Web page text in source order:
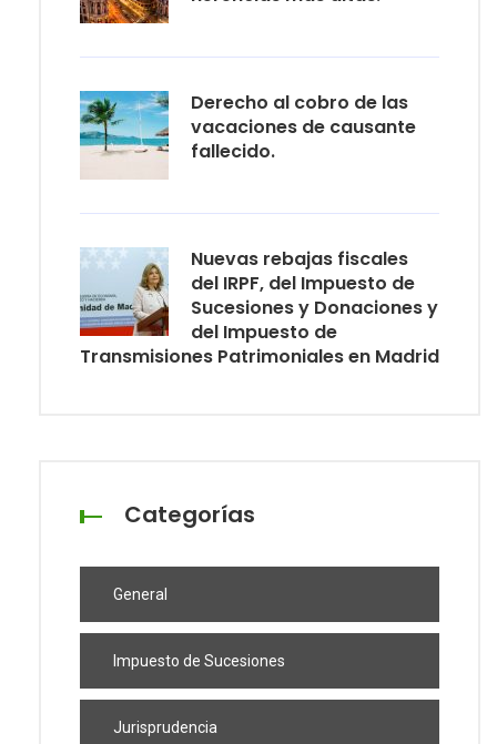
Derecho al cobro de las
vacaciones de causante
fallecido.
Nuevas rebajas fiscales
del IRPF, del Impuesto de
Sucesiones y Donaciones y
del Impuesto de
Transmisiones Patrimoniales en Madrid
Categorías
General
Impuesto de Sucesiones
Jurisprudencia